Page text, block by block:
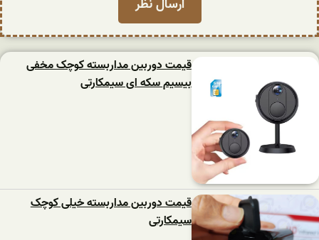
قیمت دوربین مداربسته کوچک مخفی
بیسیم سکه ای سیمکارتی
قیمت دوربین مداربسته خیلی کوچک
سیمکارتی